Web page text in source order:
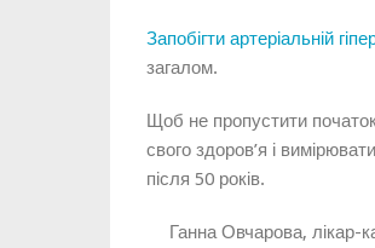
Запобігти артеріальній
загалом.
Щоб не пропустити початок
свого здоров’я і
після 50 років.
Ганна Овчарова, лікар-